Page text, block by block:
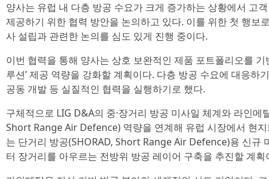
양사는 유럽 내 다층 방공 수요가 크게 증가하는 상황에서 고
제공하기 위한 협력 방안을 논의하고 있다. 이를 위한 첫 행보
사 설립과 관련한 논의를 심도 있게 진행 중이다.
이번 협력을 통해 양사는 상호 보완적인 제품 포트폴리오를
루션’ 제공 역량을 강화할 계획이다. 다층 방공 수요에 대응하
공동 개발 등 실질적인 협력을 실행하기로 했다.
구체적으로 LIG D&A의 중·장거리 방공 미사일 체계와 라인메
Short Range Air Defence) 역량을 연계해 유럽 시장에서 현지
는 단거리 방공(SHORAD, Short Range Air Defence)용 신규
터 장거리를 아우르는 전방위 방공 레이어 구축을 추진할 계획